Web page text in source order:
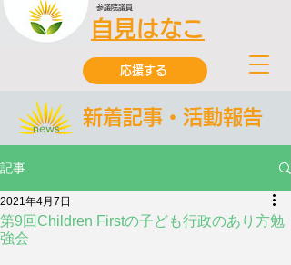
自見はなこ
参議院議員
応援する
新着記事・活動報告
記事
第9回Children Firstの子ども行政のあり方勉
強会
2021年4月7日